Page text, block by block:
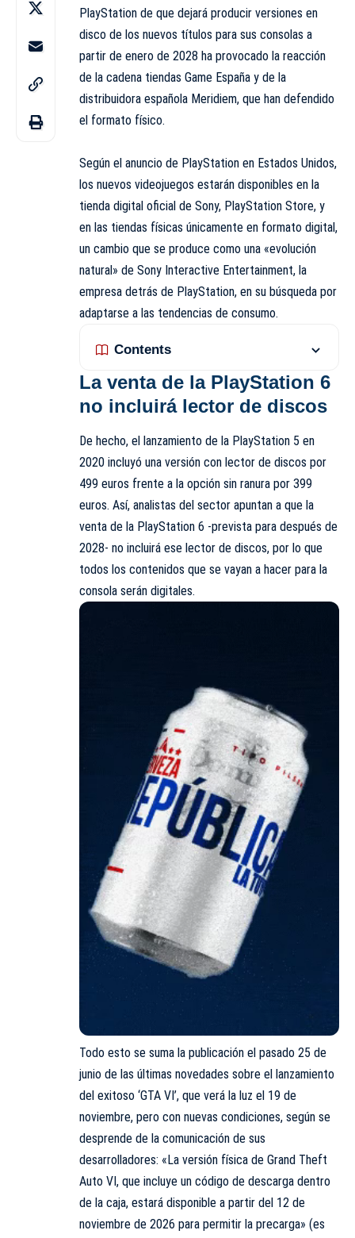
PlayStation de que dejará producir versiones en
disco de los nuevos títulos para sus consolas a
partir de enero de 2028 ha provocado la reacción
de la cadena tiendas Game España y de la
distribuidora española Meridiem, que han defendido
el formato físico.
Según el anuncio de PlayStation en Estados Unidos,
los nuevos videojuegos estarán disponibles en la
tienda digital oficial de Sony, PlayStation Store, y
en las tiendas físicas únicamente en formato digital,
un cambio que se produce como una «evolución
natural» de Sony Interactive Entertainment, la
empresa detrás de PlayStation, en su búsqueda por
adaptarse a las tendencias de consumo.
Contents
La venta de la PlayStation 6
no incluirá lector de discos
De hecho, el lanzamiento de la PlayStation 5 en
2020 incluyó una versión con lector de discos por
499 euros frente a la opción sin ranura por 399
euros. Así, analistas del sector apuntan a que la
venta de la PlayStation 6 -prevista para después de
2028- no incluirá ese lector de discos, por lo que
todos los contenidos que se vayan a hacer para la
consola serán digitales.
Todo esto se suma la publicación el pasado 25 de
junio de las últimas novedades sobre el lanzamiento
del exitoso ‘GTA VI’, que verá la luz el 19 de
noviembre, pero con nuevas condiciones, según se
desprende de la comunicación de sus
desarrolladores: «La versión física de Grand Theft
Auto VI, que incluye un código de descarga dentro
de la caja, estará disponible a partir del 12 de
noviembre de 2026 para permitir la precarga» (es